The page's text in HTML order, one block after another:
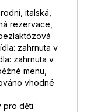
italská,
rezervace,
zahrnuta v
zahrnuta v
menu,
vhodné
pro děti